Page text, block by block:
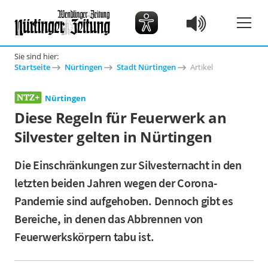
Sie sind hier:
Startseite
Nürtingen Stadt Nürtingen Artikel
Nürtingen
Diese Regeln für Feuerwerk an
Silvester gelten in Nürtingen
Die Einschränkungen zur Silvesternacht in den
letzten beiden Jahren wegen der Corona-
Pandemie sind aufgehoben. Dennoch gibt es
Bereiche, in denen das Abbrennen von
Feuerwerkskörpern tabu ist.